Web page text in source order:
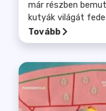
már részben
kutyák világát
Tovább